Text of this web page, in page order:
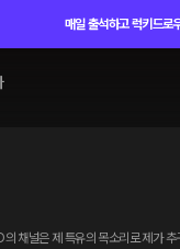
매일 출석하고 럭키드로